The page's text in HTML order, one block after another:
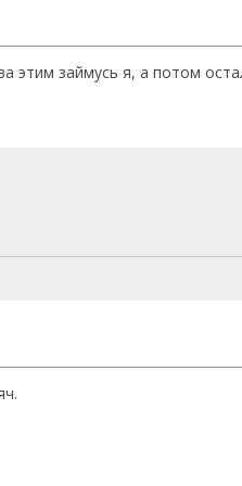
этим займусь я, а потом